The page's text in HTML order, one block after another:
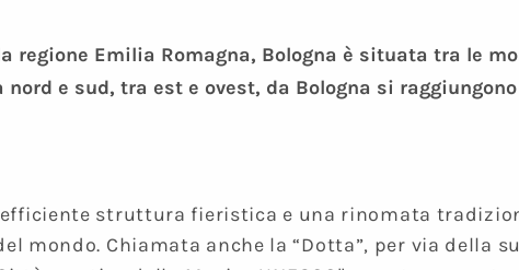
regione Emilia Romagna, Bologna è situata tra le
nord e sud, tra est e ovest, da Bologna si
struttura fieristica e una rinomata
Chiamata anche la “Dotta”, per via della